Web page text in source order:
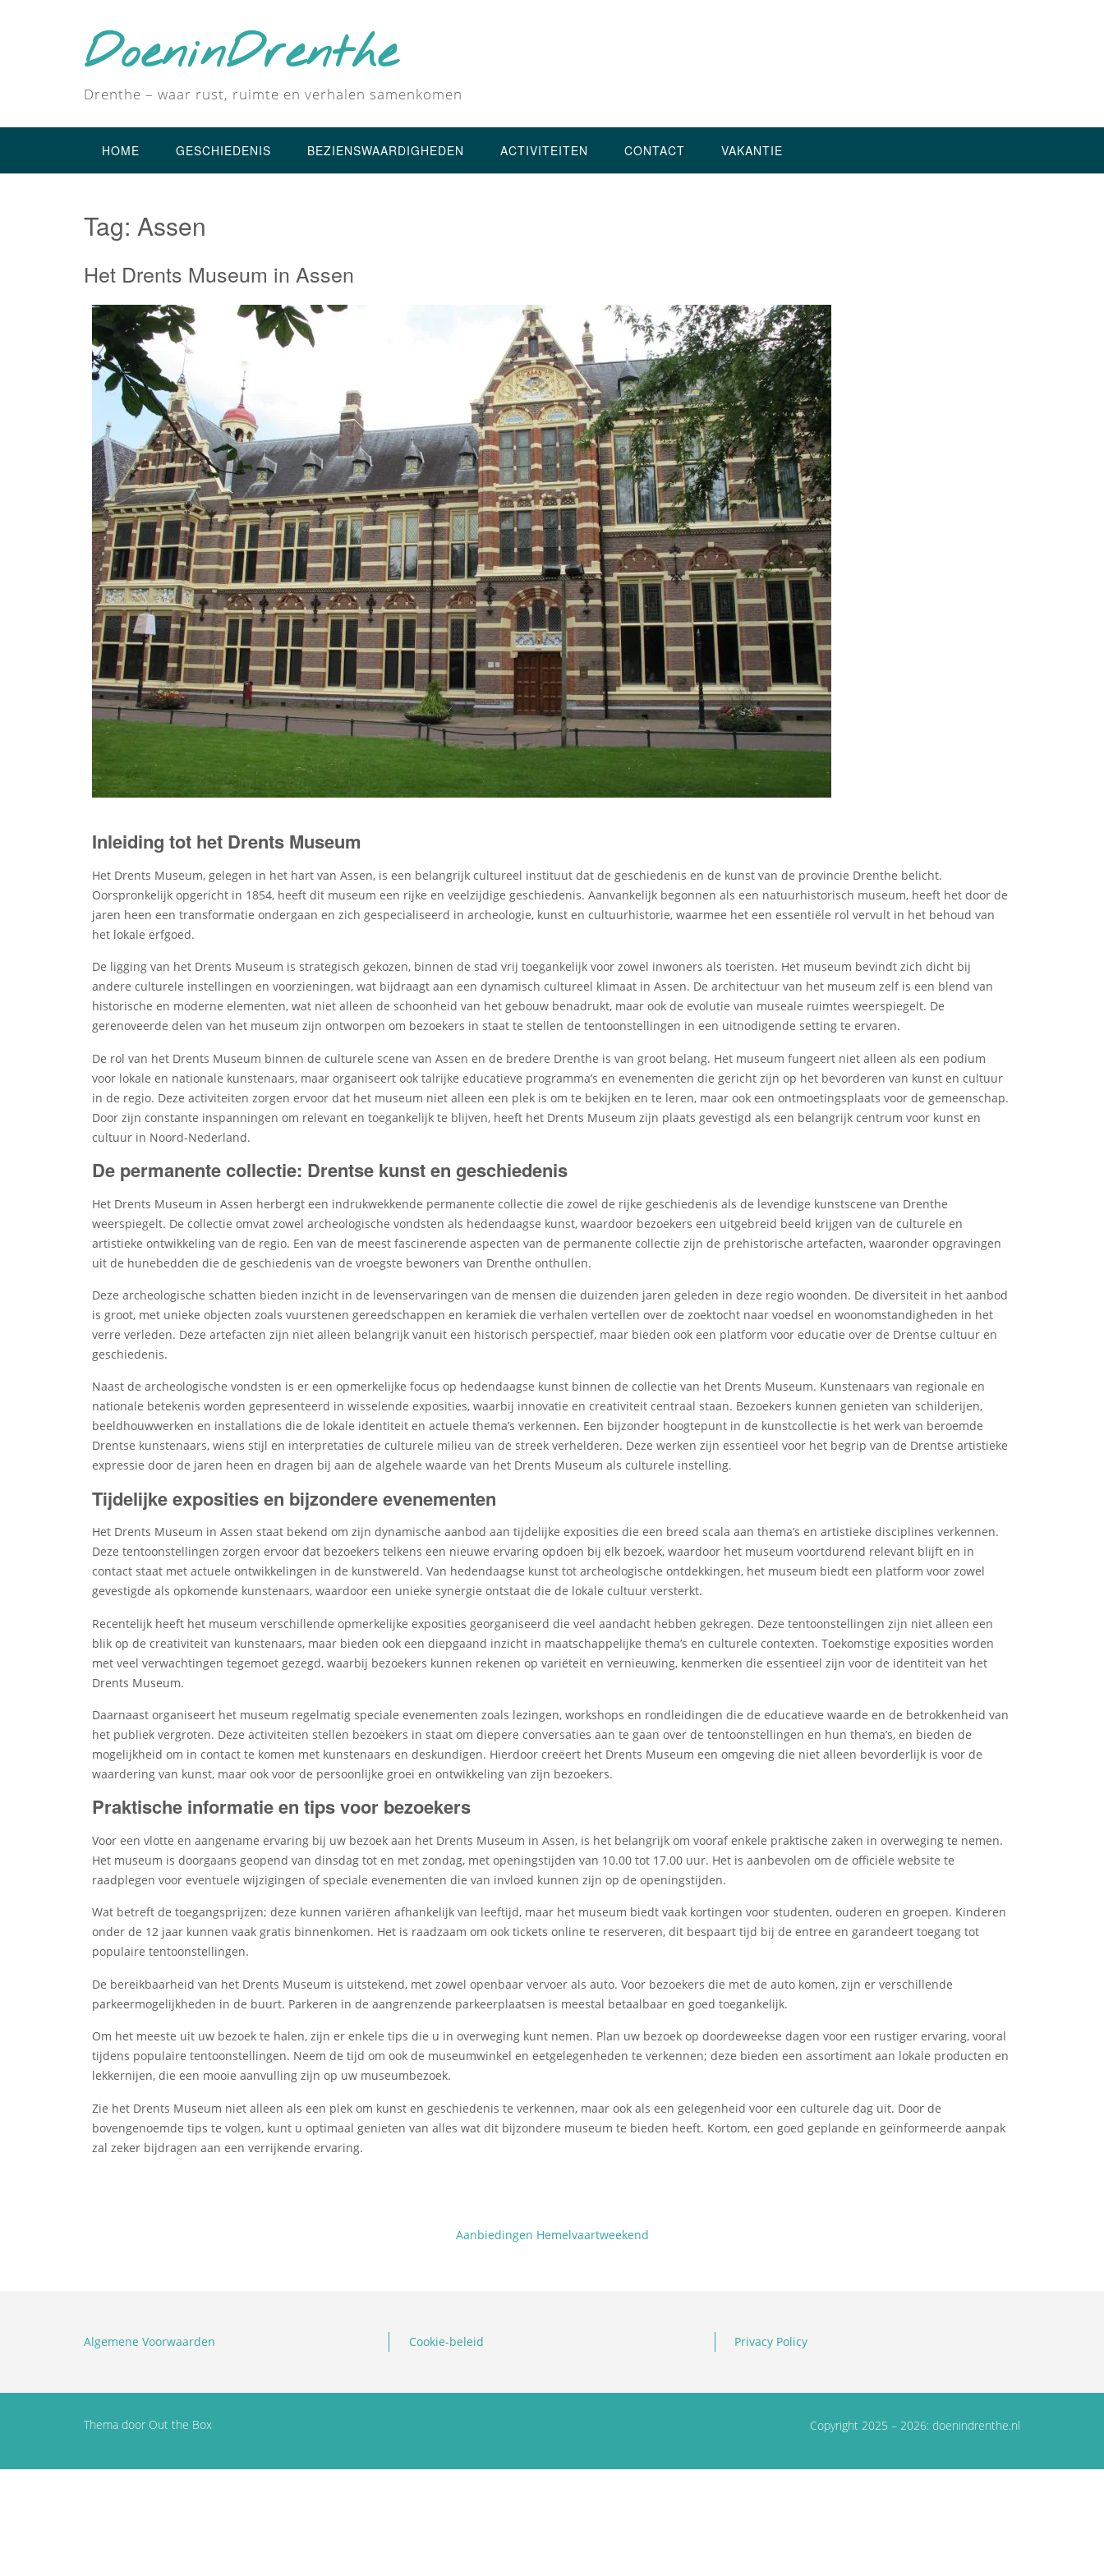
DoeninDrenthe
Drenthe – waar rust, ruimte en verhalen samenkomen
HOME GESCHIEDENIS BEZIENSWAARDIGHEDEN ACTIVITEITEN CONTACT VAKANTIE
Tag: Assen
Het Drents Museum in Assen
Inleiding tot het Drents Museum
Het Drents Museum, gelegen in het hart van Assen, is een belangrijk cultureel instituut dat de geschiedenis en de kunst van de provincie Drenthe belicht.
Oorspronkelijk opgericht in 1854, heeft dit museum een rijke en veelzijdige geschiedenis. Aanvankelijk begonnen als een natuurhistorisch museum, heeft het door de
jaren heen een transformatie ondergaan en zich gespecialiseerd in archeologie, kunst en cultuurhistorie, waarmee het een essentiële rol vervult in het behoud van
het lokale erfgoed.
De ligging van het Drents Museum is strategisch gekozen, binnen de stad vrij toegankelijk voor zowel inwoners als toeristen. Het museum bevindt zich dicht bij
andere culturele instellingen en voorzieningen, wat bijdraagt aan een dynamisch cultureel klimaat in Assen. De architectuur van het museum zelf is een blend van
historische en moderne elementen, wat niet alleen de schoonheid van het gebouw benadrukt, maar ook de evolutie van museale ruimtes weerspiegelt. De
gerenoveerde delen van het museum zijn ontworpen om bezoekers in staat te stellen de tentoonstellingen in een uitnodigende setting te ervaren.
De rol van het Drents Museum binnen de culturele scene van Assen en de bredere Drenthe is van groot belang. Het museum fungeert niet alleen als een podium
voor lokale en nationale kunstenaars, maar organiseert ook talrijke educatieve programma’s en evenementen die gericht zijn op het bevorderen van kunst en cultuur
in de regio. Deze activiteiten zorgen ervoor dat het museum niet alleen een plek is om te bekijken en te leren, maar ook een ontmoetingsplaats voor de gemeenschap.
Door zijn constante inspanningen om relevant en toegankelijk te blijven, heeft het Drents Museum zijn plaats gevestigd als een belangrijk centrum voor kunst en
cultuur in Noord-Nederland.
De permanente collectie: Drentse kunst en geschiedenis
Het Drents Museum in Assen herbergt een indrukwekkende permanente collectie die zowel de rijke geschiedenis als de levendige kunstscene van Drenthe
weerspiegelt. De collectie omvat zowel archeologische vondsten als hedendaagse kunst, waardoor bezoekers een uitgebreid beeld krijgen van de culturele en
artistieke ontwikkeling van de regio. Een van de meest fascinerende aspecten van de permanente collectie zijn de prehistorische artefacten, waaronder opgravingen
uit de hunebedden die de geschiedenis van de vroegste bewoners van Drenthe onthullen.
Deze archeologische schatten bieden inzicht in de levenservaringen van de mensen die duizenden jaren geleden in deze regio woonden. De diversiteit in het aanbod
is groot, met unieke objecten zoals vuurstenen gereedschappen en keramiek die verhalen vertellen over de zoektocht naar voedsel en woonomstandigheden in het
verre verleden. Deze artefacten zijn niet alleen belangrijk vanuit een historisch perspectief, maar bieden ook een platform voor educatie over de Drentse cultuur en
geschiedenis.
Naast de archeologische vondsten is er een opmerkelijke focus op hedendaagse kunst binnen de collectie van het Drents Museum. Kunstenaars van regionale en
nationale betekenis worden gepresenteerd in wisselende exposities, waarbij innovatie en creativiteit centraal staan. Bezoekers kunnen genieten van schilderijen,
beeldhouwwerken en installations die de lokale identiteit en actuele thema’s verkennen. Een bijzonder hoogtepunt in de kunstcollectie is het werk van beroemde
Drentse kunstenaars, wiens stijl en interpretaties de culturele milieu van de streek verhelderen. Deze werken zijn essentieel voor het begrip van de Drentse artistieke
expressie door de jaren heen en dragen bij aan de algehele waarde van het Drents Museum als culturele instelling.
Tijdelijke exposities en bijzondere evenementen
Het Drents Museum in Assen staat bekend om zijn dynamische aanbod aan tijdelijke exposities die een breed scala aan thema’s en artistieke disciplines verkennen.
Deze tentoonstellingen zorgen ervoor dat bezoekers telkens een nieuwe ervaring opdoen bij elk bezoek, waardoor het museum voortdurend relevant blijft en in
contact staat met actuele ontwikkelingen in de kunstwereld. Van hedendaagse kunst tot archeologische ontdekkingen, het museum biedt een platform voor zowel
gevestigde als opkomende kunstenaars, waardoor een unieke synergie ontstaat die de lokale cultuur versterkt.
Recentelijk heeft het museum verschillende opmerkelijke exposities georganiseerd die veel aandacht hebben gekregen. Deze tentoonstellingen zijn niet alleen een
blik op de creativiteit van kunstenaars, maar bieden ook een diepgaand inzicht in maatschappelijke thema’s en culturele contexten. Toekomstige exposities worden
met veel verwachtingen tegemoet gezegd, waarbij bezoekers kunnen rekenen op variëteit en vernieuwing, kenmerken die essentieel zijn voor de identiteit van het
Drents Museum.
Daarnaast organiseert het museum regelmatig speciale evenementen zoals lezingen, workshops en rondleidingen die de educatieve waarde en de betrokkenheid van
het publiek vergroten. Deze activiteiten stellen bezoekers in staat om diepere conversaties aan te gaan over de tentoonstellingen en hun thema’s, en bieden de
mogelijkheid om in contact te komen met kunstenaars en deskundigen. Hierdoor creëert het Drents Museum een omgeving die niet alleen bevorderlijk is voor de
waardering van kunst, maar ook voor de persoonlijke groei en ontwikkeling van zijn bezoekers.
Praktische informatie en tips voor bezoekers
Voor een vlotte en aangename ervaring bij uw bezoek aan het Drents Museum in Assen, is het belangrijk om vooraf enkele praktische zaken in overweging te nemen.
Het museum is doorgaans geopend van dinsdag tot en met zondag, met openingstijden van 10.00 tot 17.00 uur. Het is aanbevolen om de officiële website te
raadplegen voor eventuele wijzigingen of speciale evenementen die van invloed kunnen zijn op de openingstijden.
Wat betreft de toegangsprijzen; deze kunnen variëren afhankelijk van leeftijd, maar het museum biedt vaak kortingen voor studenten, ouderen en groepen. Kinderen
onder de 12 jaar kunnen vaak gratis binnenkomen. Het is raadzaam om ook tickets online te reserveren, dit bespaart tijd bij de entree en garandeert toegang tot
populaire tentoonstellingen.
De bereikbaarheid van het Drents Museum is uitstekend, met zowel openbaar vervoer als auto. Voor bezoekers die met de auto komen, zijn er verschillende
parkeermogelijkheden in de buurt. Parkeren in de aangrenzende parkeerplaatsen is meestal betaalbaar en goed toegankelijk.
Om het meeste uit uw bezoek te halen, zijn er enkele tips die u in overweging kunt nemen. Plan uw bezoek op doordeweekse dagen voor een rustiger ervaring, vooral
tijdens populaire tentoonstellingen. Neem de tijd om ook de museumwinkel en eetgelegenheden te verkennen; deze bieden een assortiment aan lokale producten en
lekkernijen, die een mooie aanvulling zijn op uw museumbezoek.
Zie het Drents Museum niet alleen als een plek om kunst en geschiedenis te verkennen, maar ook als een gelegenheid voor een culturele dag uit. Door de
bovengenoemde tips te volgen, kunt u optimaal genieten van alles wat dit bijzondere museum te bieden heeft. Kortom, een goed geplande en geïnformeerde aanpak
zal zeker bijdragen aan een verrijkende ervaring.
Aanbiedingen Hemelvaartweekend
Algemene Voorwaarden Cookie-beleid Privacy Policy
Thema door Out the Box Copyright 2025 – 2026: doenindrenthe.nl